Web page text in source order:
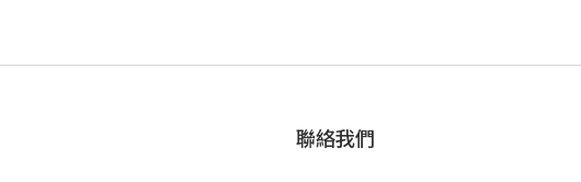
聯絡我們